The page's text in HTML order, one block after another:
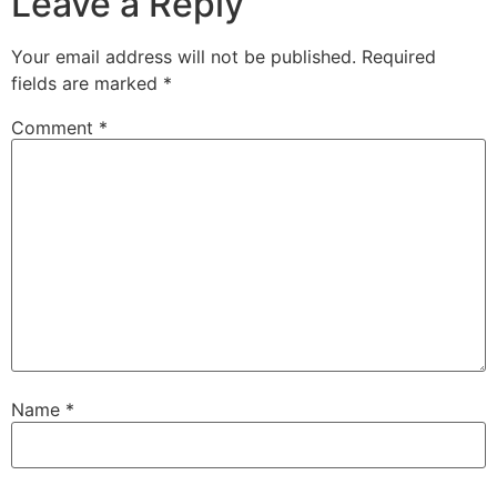
Your email address will not be published. Required
fields are marked *
Comment *
Name *